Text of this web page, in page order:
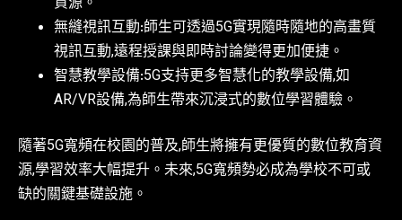
無縫視訊互動:師生可透過5G實現隨時隨地的高畫質
視訊互動,遠程授課與即時討論變得更加便捷。
智慧教學設備:5G支持更多智慧化的教學設備,如
AR/VR設備,為師生帶來沉浸式的數位學習體驗。
隨著5G寬頻在校園的普及,師生將擁有更優質的數位教育資
源,學習效率大幅提升。未來,5G寬頻勢必成為學校不可或
缺的關鍵基礎設施。